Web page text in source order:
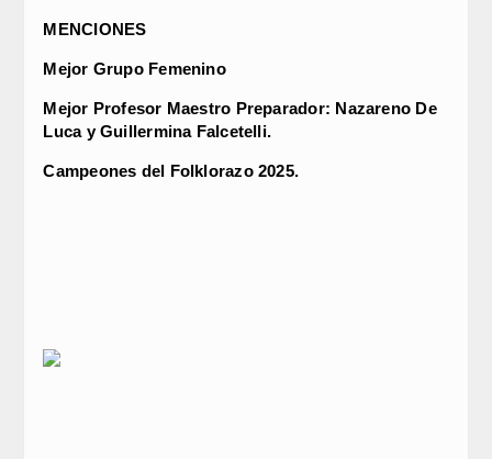
MENCIONES
Mejor Grupo Femenino
Mejor Profesor Maestro Preparador: Nazareno De
Luca y Guillermina Falcetelli.
Campeones del Folklorazo 2025.